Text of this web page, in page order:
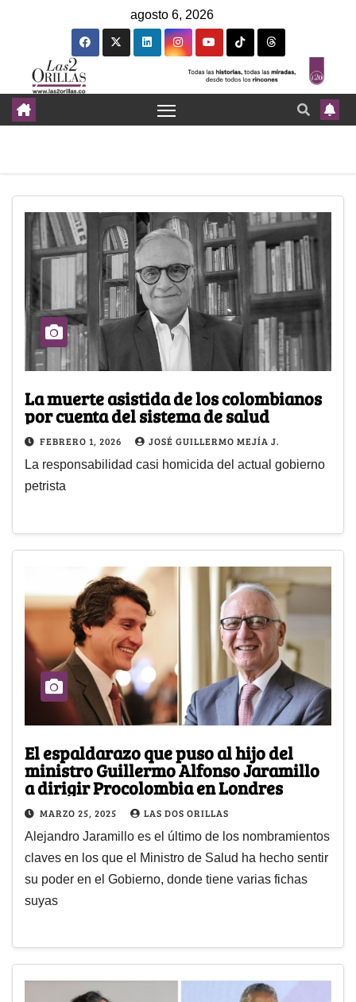
agosto 6, 2026
La muerte asistida de los colombianos
por cuenta del sistema de salud
FEBRERO 1, 2026 JOSÉ GUILLERMO MEJÍA J.
La responsabilidad casi homicida del actual gobierno
petrista
El espaldarazo que puso al hijo del
ministro Guillermo Alfonso Jaramillo
a dirigir Procolombia en Londres
MARZO 25, 2025 LAS DOS ORILLAS
Alejandro Jaramillo es el último de los nombramientos
claves en los que el Ministro de Salud ha hecho sentir
su poder en el Gobierno, donde tiene varias fichas
suyas